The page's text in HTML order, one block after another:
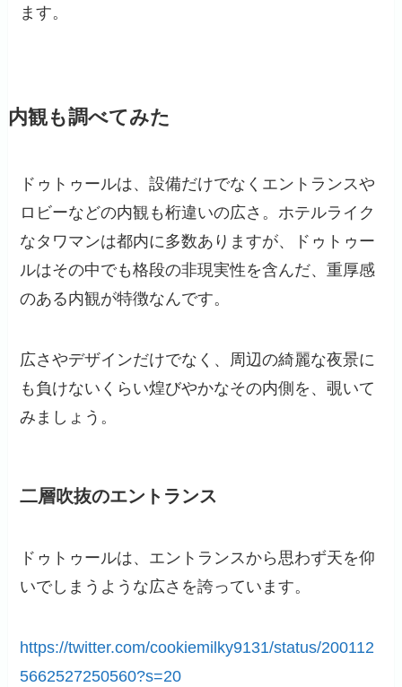
ます。
内観も調べてみた
ドゥトゥールは、設備だけでなくエントランスや
ロビーなどの内観も桁違いの広さ。ホテルライク
なタワマンは都内に多数ありますが、ドゥトゥー
ルはその中でも格段の非現実性を含んだ、重厚感
のある内観が特徴なんです。
広さやデザインだけでなく、周辺の綺麗な夜景に
も負けないくらい煌びやかなその内側を、覗いて
みましょう。
二層吹抜のエントランス
ドゥトゥールは、エントランスから思わず天を仰
いでしまうような広さを誇っています。
https://twitter.com/cookiemilky9131/status/200112
5662527250560?s=20